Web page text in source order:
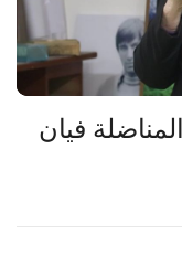
360p
auto
فيان